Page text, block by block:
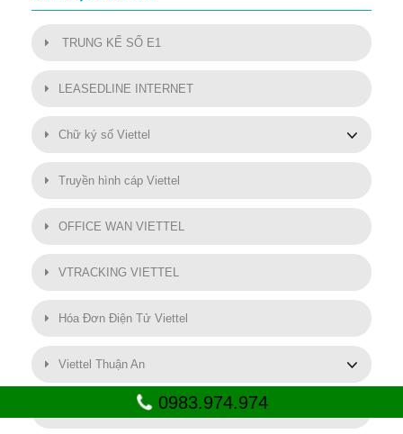
TRUNG KẾ SỐ E1
LEASEDLINE INTERNET
Chữ ký số Viettel
Truyền hình cáp Viettel
OFFICE WAN VIETTEL
VTRACKING VIETTEL
Hóa Đơn Điện Tử Viettel
Viettel Thuận An
SMART MOTOR VIETTEL0983.974.974